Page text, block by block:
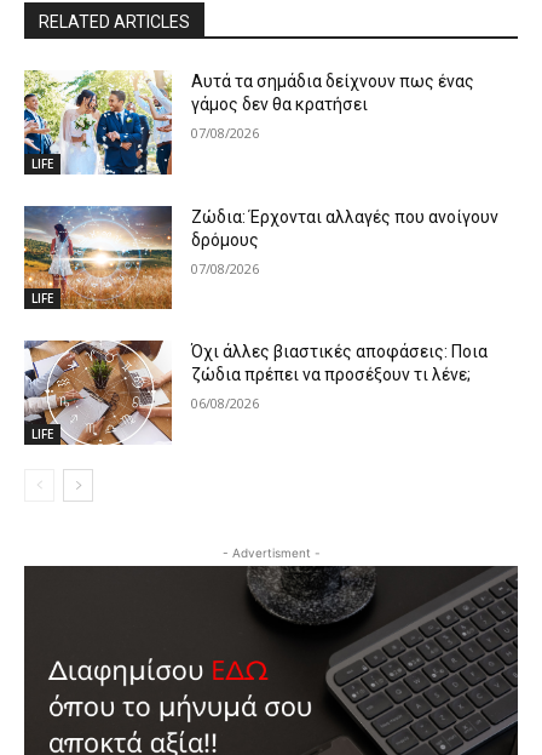
RELATED ARTICLES
LIFE
Αυτά τα σημάδια δείχνουν πως ένας
γάμος δεν θα κρατήσει
07/08/2026
LIFE
Ζώδια: Έρχονται αλλαγές που ανοίγουν
δρόμους
07/08/2026
LIFE
Όχι άλλες βιαστικές αποφάσεις: Ποια
ζώδια πρέπει να προσέξουν τι λένε;
06/08/2026
- Advertisment -